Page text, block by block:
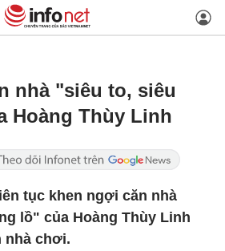
nhà "siêu to, siêu
Hoàng Thùy Linh
tục khen ngợi căn nhà
lồ" của Hoàng Thùy Linh
nhà chơi.